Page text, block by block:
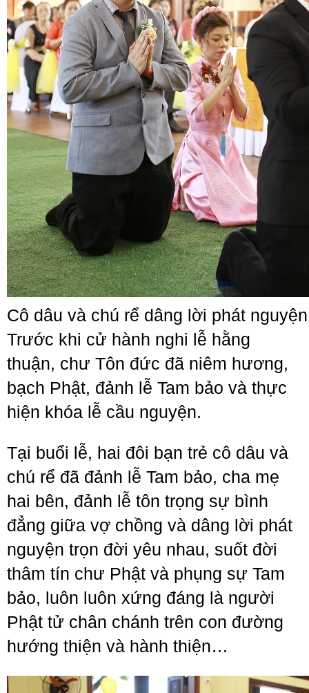
Cô dâu và chú rể dâng lời phát nguyện
Trước khi cử hành nghi lễ hằng
thuận, chư Tôn đức đã niêm hương,
bạch Phật, đảnh lễ Tam bảo và thực
hiện khóa lễ cầu nguyện.
Tại buổi lễ, hai đôi bạn trẻ cô dâu và
chú rể đã đảnh lễ Tam bảo, cha mẹ
hai bên, đảnh lễ tôn trọng sự bình
đẳng giữa vợ chồng và dâng lời phát
nguyện trọn đời yêu nhau, suốt đời
thâm tín chư Phật và phụng sự Tam
bảo, luôn luôn xứng đáng là người
Phật tử chân chánh trên con đường
hướng thiện và hành thiện…